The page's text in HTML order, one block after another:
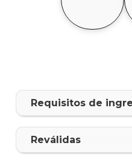
Requisitos de
Reválidas